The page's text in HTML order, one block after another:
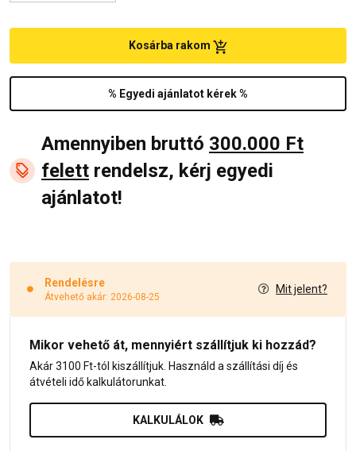
% Egyedi ajánlatot kérek %
Kosárba rakom
Amennyiben bruttó 300.000 Ft
felett rendelsz, kérj egyedi
ajánlatot!
Rendelésre
Átvehető akár: 2026-08-25
Mit jelent?
Mikor vehető át, mennyiért szállítjuk ki hozzád?
Akár 3100 Ft-tól kiszállítjuk. Használd a szállítási díj és
átvételi idő kalkulátorunkat.
KALKULÁLOK